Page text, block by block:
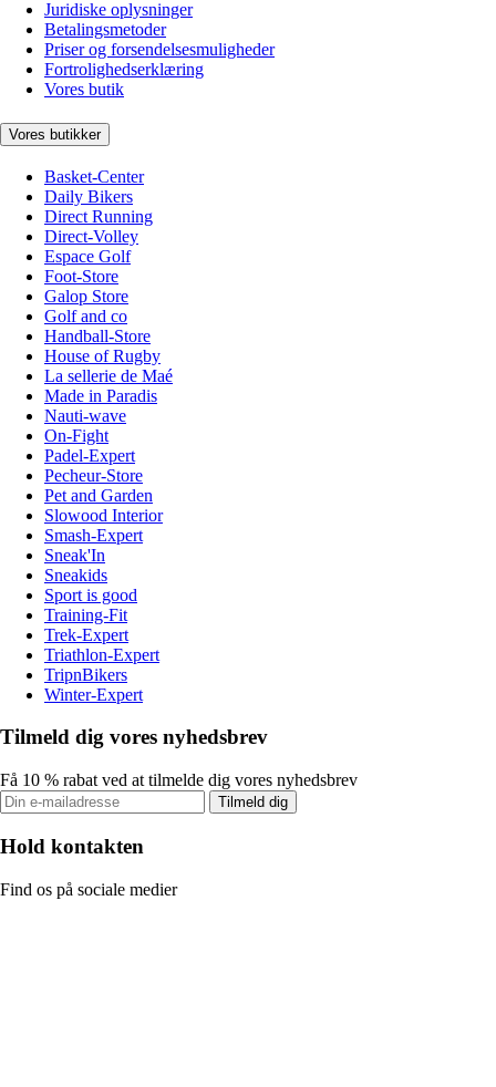
Juridiske oplysninger
Betalingsmetoder
Priser og forsendelsesmuligheder
Fortrolighedserklæring
Vores butik
Vores butikker
Basket-Center
Daily Bikers
Direct Running
Direct-Volley
Espace Golf
Foot-Store
Galop Store
Golf and co
Handball-Store
House of Rugby
La sellerie de Maé
Made in Paradis
Nauti-wave
On-Fight
Padel-Expert
Pecheur-Store
Pet and Garden
Slowood Interior
Smash-Expert
Sneak'In
Sneakids
Sport is good
Training-Fit
Trek-Expert
Triathlon-Expert
TripnBikers
Winter-Expert
Tilmeld dig vores nyhedsbrev
Få 10 % rabat ved at tilmelde dig vores nyhedsbrev
Tilmeld dig
Hold kontakten
Find os på sociale medier